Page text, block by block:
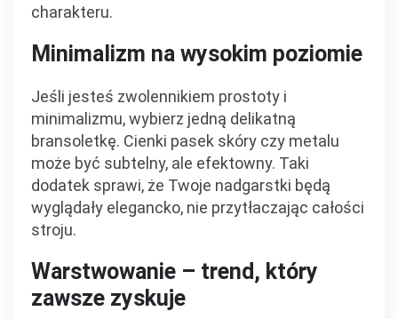
charakteru.
Minimalizm na wysokim poziomie
Jeśli jesteś zwolennikiem prostoty i
minimalizmu, wybierz jedną delikatną
bransoletkę. Cienki pasek skóry czy metalu
może być subtelny, ale efektowny. Taki
dodatek sprawi, że Twoje nadgarstki będą
wyglądały elegancko, nie przytłaczając całości
stroju.
Warstwowanie – trend, który
zawsze zyskuje